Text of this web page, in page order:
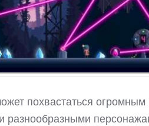
похвастаться
разнообразными